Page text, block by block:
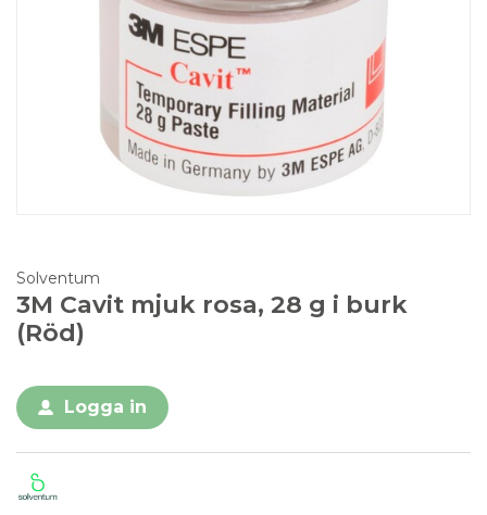
Solventum
3M Cavit mjuk rosa, 28 g i burk
(Röd)
Logga in